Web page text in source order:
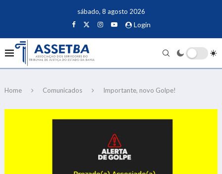
sábado, 8 agosto 2026
Login
Home Comunicados Importante, novo Golpe!